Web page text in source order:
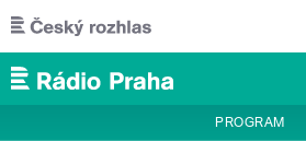
Přejít k hlavnímu obsahu
PROGRAM